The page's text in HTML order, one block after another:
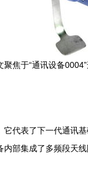
焦于“通讯设备
代表了下一代通
部集成了多频段